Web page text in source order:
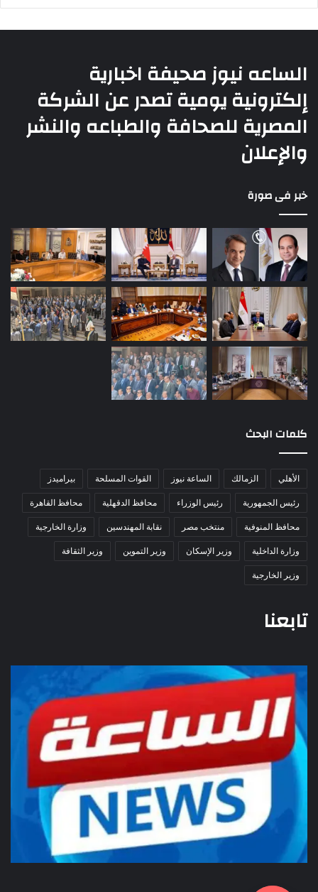
الساعه نيوز صحيفة اخبارية
إلكترونية يومية تصدر عن الشركة
المصرية للصحافة والطباعه والنشر
والإعلان
خبر فى صورة
كلمات البحث
الأهلي الزمالك الساعة نيوز القوات المسلحة
بيراميدز
رئيس الجمهورية
رئيس الوزراء محافظ الدقهلية
محافظ القاهرة
محافظ المنوفية
منتخب مصر نقابة المهندسين
وزارة الخارجية
وزارة الداخلية
وزير الإسكان وزير التموين
وزير الثقافة
وزير الخارجية
تابعنا